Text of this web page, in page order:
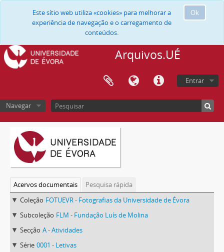
Ok
Este sítio web utiliza «cookies» para melhorar a
experiência de navegação e o carregamento de
conteúdos.
Arquivos.UÉ
Entrar
Navegar
Acervos documentais
Pesquisa rápida
Coleção FOTUEVR - Fotografias da Universidade de Évora
Subcoleção FLM - Fundação Luís de Molina
Secção A - Atividades
Série 0001 - Letivas